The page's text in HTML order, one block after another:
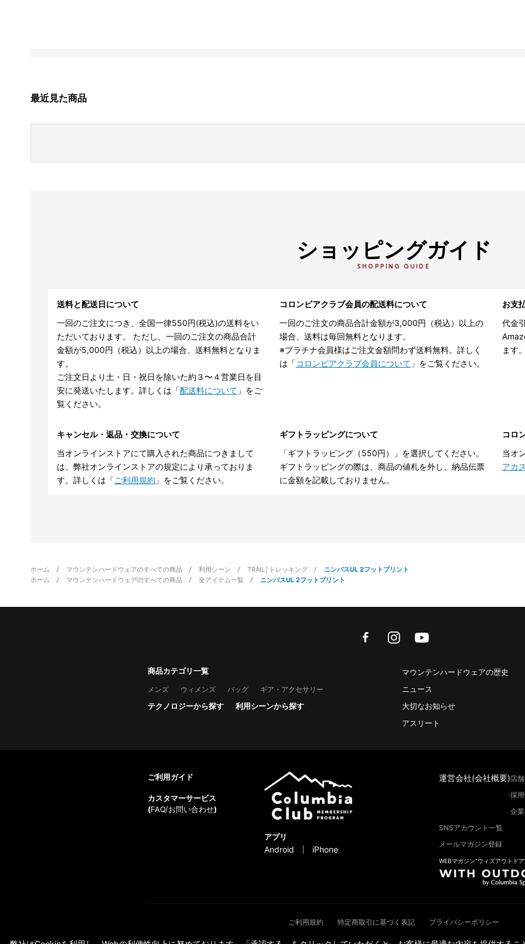
最近見た商品
ショッピングガイド
SHOPPING GUIDE
送料と配送日について
一回のご注文につき、全国一律550円(税込)の送料をい
ただいております。 ただし、一回のご注文の商品合計
金額が5,000円（税込）以上の場合、送料無料となりま
す。
ご注文日より土・日・祝日を除いた約３〜４営業日を目
安に発送いたします。詳しくは「配送料について 」をご
覧ください。
コロンビアクラブ会員の配送料について
一回のご注文の商品合計金額が3,000円（税込）以上の
場合、送料は毎回無料となります。
※プラチナ会員様はご注文金額問わず送料無料。詳しく
は「コロンビアクラブ会員について 」をご覧ください。
お支
代金
ます。
キャンセル・返品・交換について
当オンラインストアにて購入された商品につきまして
は、弊社オンラインストアの規定により承っておりま
す。詳しくは「ご利用規約 」をご覧ください。
ギフトラッピングについて
「ギフトラッピング（550円）」を選択してください。
ギフトラッピングの際は、商品の値札を外し、納品伝票
に金額を記載しておりません。
コロ
当オ
アカ
ホーム マウンテンハードウェアのすべての商品 利用シーン TRAIL│トレッキング
ニンバスUL 2フットプリント
ホーム
マウンテンハードウェアのすべての商品 全アイテム一覧 ニンバスUL 2フットプリント
facebookinstagram
商品カテゴリ一覧
メンズ ウィメンズ バッグ ギア・アクセサリー
テクノロジーから探す 利用シーンから探す
マウンテンハードウェアの歴史
ニュース
大切なお知らせ
アスリート
ご利用ガイド
カスタマーサービス
(FAQ/お問い合わせ)
アプリ
Android iPhone
運営会社(会社概要)店
採
企
SNSアカウント一覧
メールマガジン登録
WEBマガジン“ウィズアウトドア
ご利用規約 特定商取引に基づく表記 プライバシーポリシー